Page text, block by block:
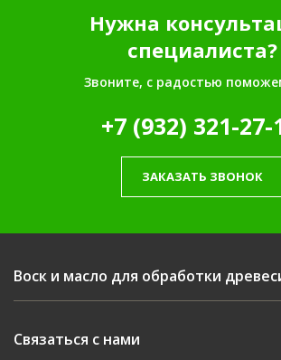
Нужна
специалиста?
Звоните, с радостью
+7 (932) 321-27-
ЗАКАЗАТЬ ЗВОНОК
Воск и масло для обработки
Связаться с нами